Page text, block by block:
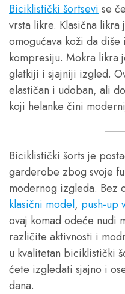
Biciklistički šortsevi se
vrsta likre. Klasična
omogućava koži da
kompresiju. Mokra likra
glatkiji i sjajniji izgled.
elastičan i udoban, ali
koji helanke čini
Biciklistički šorts je
garderobe zbog svoje
modernog izgleda. Bez
klasični model, push-up
ovaj komad odeće nudi
različite aktivnosti i
u kvalitetan biciklistički
ćete izgledati sjajno i
dana.